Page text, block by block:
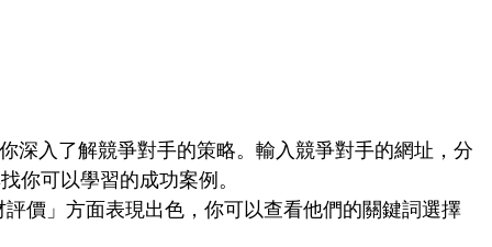
深入了解競爭對手的策略。輸入競爭對手的網址，分
你可以學習的成功案例。
價」方面表現出色，你可以查看他們的關鍵詞選擇